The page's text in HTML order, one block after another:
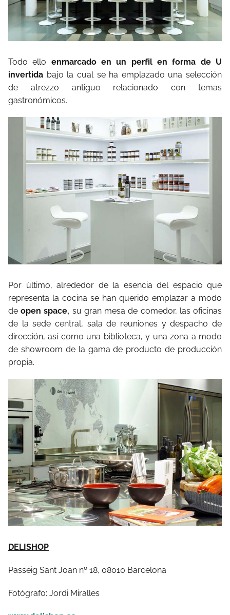
Todo ello enmarcado en un perfil en forma de U
invertida bajo la cual se ha emplazado una selección
de atrezzo antiguo relacionado con temas
gastronómicos.
Por último, alrededor de la esencia del espacio que
representa la cocina se han querido emplazar a modo
deopen space, su gran mesa de comedor, las oficinas
de la sede central, sala de reuniones y despacho de
dirección, así como una biblioteca, y una zona a modo
de showroom de la gama de producto de producción
propia.
DELISHOP
Passeig Sant Joan nº 18, 08010 Barcelona
Fotógrafo: Jordi Miralles